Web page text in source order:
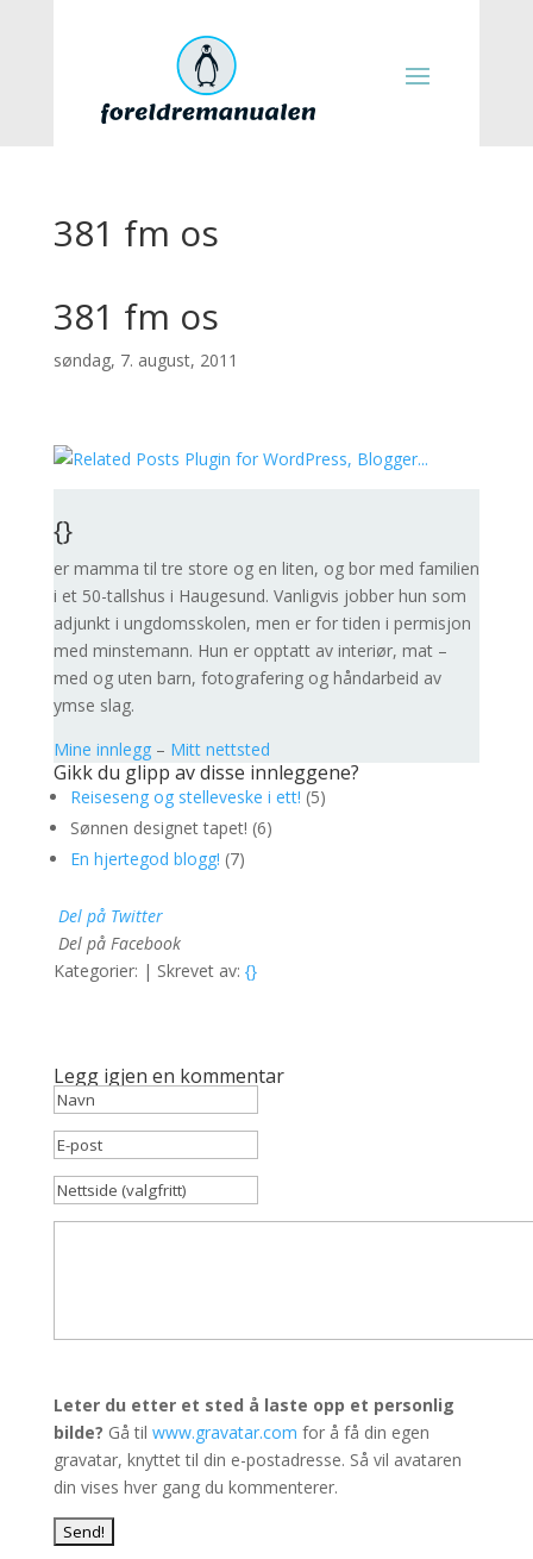
381 fm os
381 fm os
søndag, 7. august, 2011
{}
er mamma til tre store og en liten, og bor med familien
i et 50-tallshus i Haugesund. Vanligvis jobber hun som
adjunkt i ungdomsskolen, men er for tiden i permisjon
med minstemann. Hun er opptatt av interiør, mat –
med og uten barn, fotografering og håndarbeid av
ymse slag.
Mine innlegg– Mitt nettsted
Gikk du glipp av disse innleggene?
Reiseseng og stelleveske i ett! (5)
Sønnen designet tapet! (6)
En hjertegod blogg! (7)
Del på Twitter
Del på Facebook
Kategorier: | Skrevet av: {}
Legg igjen en kommentar
Leter du etter et sted å laste opp et personlig
bilde? Gå til www.gravatar.com for å få din egen
gravatar, knyttet til din e-postadresse. Så vil avataren
din vises hver gang du kommenterer.